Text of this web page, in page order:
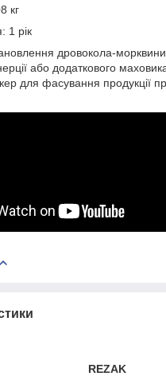
кг
1 рік
дровокола-
або додаткового
для фасування продукції
REZAK